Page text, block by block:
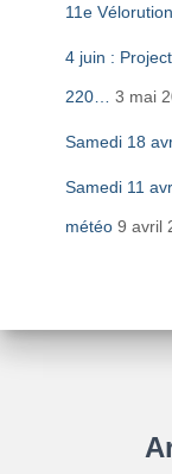
11e
4 juin :
220… 3 mai
Samedi 18
Samedi 11
météo 9 avril